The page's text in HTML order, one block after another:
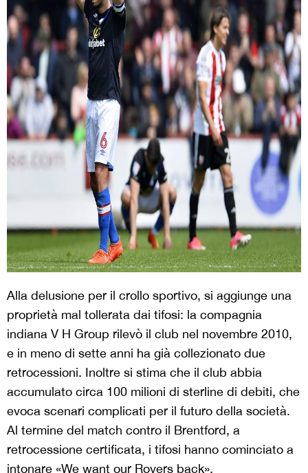
Alla delusione per il crollo sportivo, si aggiunge una
proprietà mal tollerata dai tifosi: la compagnia
indiana V H Group rilevò il club nel novembre 2010,
e in meno di sette anni ha già collezionato due
retrocessioni. Inoltre si stima che il club abbia
accumulato circa 100 milioni di sterline di debiti, che
evoca scenari complicati per il futuro della società.
Al termine del match contro il Brentford, a
retrocessione certificata, i tifosi hanno cominciato a
intonare «We want our Rovers back».